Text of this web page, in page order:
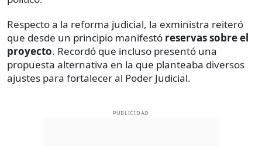
Respecto a la reforma judicial, la exministra reiteró
que desde un principio manifestó reservas sobre el
proyecto. Recordó que incluso presentó una
propuesta alternativa en la que planteaba diversos
ajustes para fortalecer al Poder Judicial.
PUBLICIDAD